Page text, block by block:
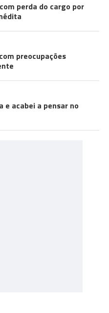
perda do cargo por
preocupações
e acabei a pensar no